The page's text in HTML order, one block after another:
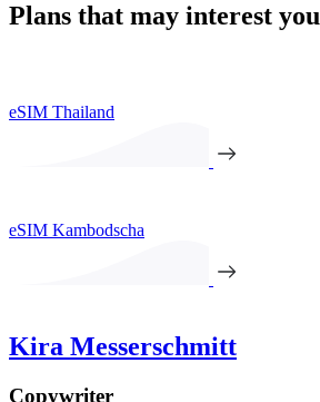
Plans that may interest you
eSIM Thailand
eSIM Kambodscha
Kira Messerschmitt
Copywriter